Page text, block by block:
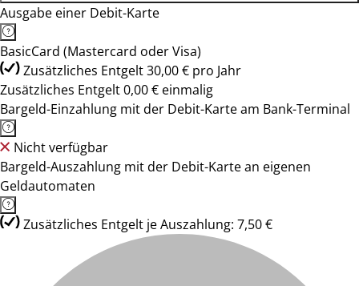
Ausgabe einer Debit-Karte
BasicCard (Mastercard oder Visa)
Zusätzliches Entgelt 30,00 € pro Jahr
Zusätzliches Entgelt 0,00 € einmalig
Bargeld-Einzahlung mit der Debit-Karte am Bank-Terminal
Nicht verfügbar
Bargeld-Auszahlung mit der Debit-Karte an eigenen
Geldautomaten
Zusätzliches Entgelt je Auszahlung: 7,50 €